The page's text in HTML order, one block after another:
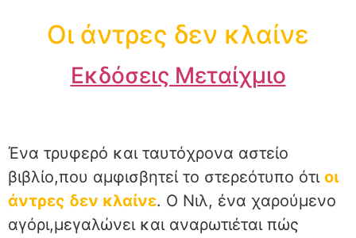
Οι άντρες δεν κλαίνε
Εκδόσεις Μεταίχμιο
Ένα τρυφερό και ταυτόχρονα αστείο
βιβλίο,που αμφισβητεί το στερεότυπο ότι οι
άντρες δεν κλαίνε. Ο Νιλ, ένα χαρούμενο
αγόρι,μεγαλώνει και αναρωτιέται πώς